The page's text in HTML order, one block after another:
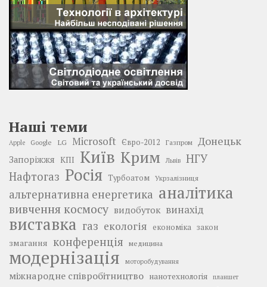
Наші теми
Apple Google LG Microsoft Євро-2012 Газпром Донецьк
Запоріжжя КПІ Київ Крим Львів
НГУ
Нафтогаз Росія Турбоатом Укрзалізниця
альтернативна енергетика аналітика
вивчення космосу видобуток винахід
виставка газ екологія економіка закон
змагання конференція медицина
модернізація моторобудування
міжнародне співробітництво нанотехнологія планшет